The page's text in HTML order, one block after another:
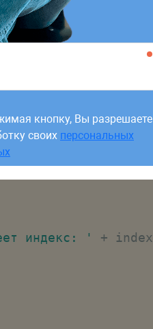
индекс: ' + index
кнопку, Вы разрешаете
кнопку, Вы разрешаете
своих персональных